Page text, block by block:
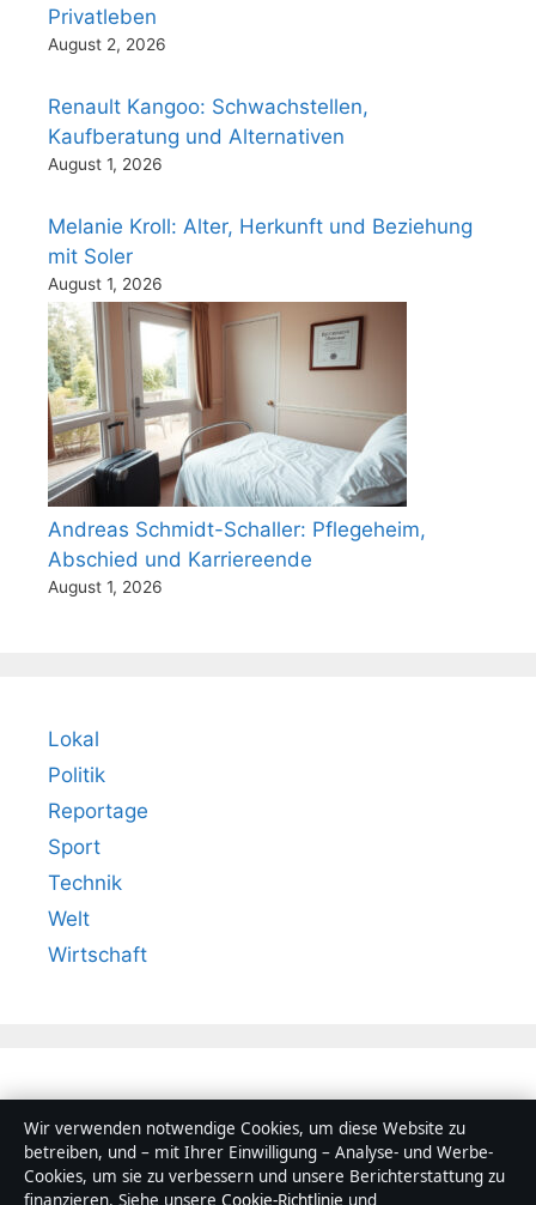
Privatleben
August 2, 2026
Renault Kangoo: Schwachstellen,
Kaufberatung und Alternativen
August 1, 2026
Melanie Kroll: Alter, Herkunft und Beziehung
mit Soler
August 1, 2026
Andreas Schmidt-Schaller: Pflegeheim,
Abschied und Karriereende
August 1, 2026
Lokal
Politik
Reportage
Sport
Technik
Welt
Wirtschaft
Wir verwenden notwendige Cookies, um diese Website zu
betreiben, und – mit Ihrer Einwilligung – Analyse- und Werbe-
Cookies, um sie zu verbessern und unsere Berichterstattung zu
finanzieren. Siehe unsere Cookie-Richtlinie und